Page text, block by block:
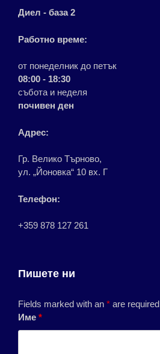
Диел - база 2
Работно време:
от понеделник до петък
08:00 - 18:30
събота и неделя
почивен ден
Адрес:
Гр. Велико Търново,
ул. „Йоновка“ 10 вх. Г
Телефон:
+359 878 127 261
Пишете ни
Fields marked with an * are required
Име *